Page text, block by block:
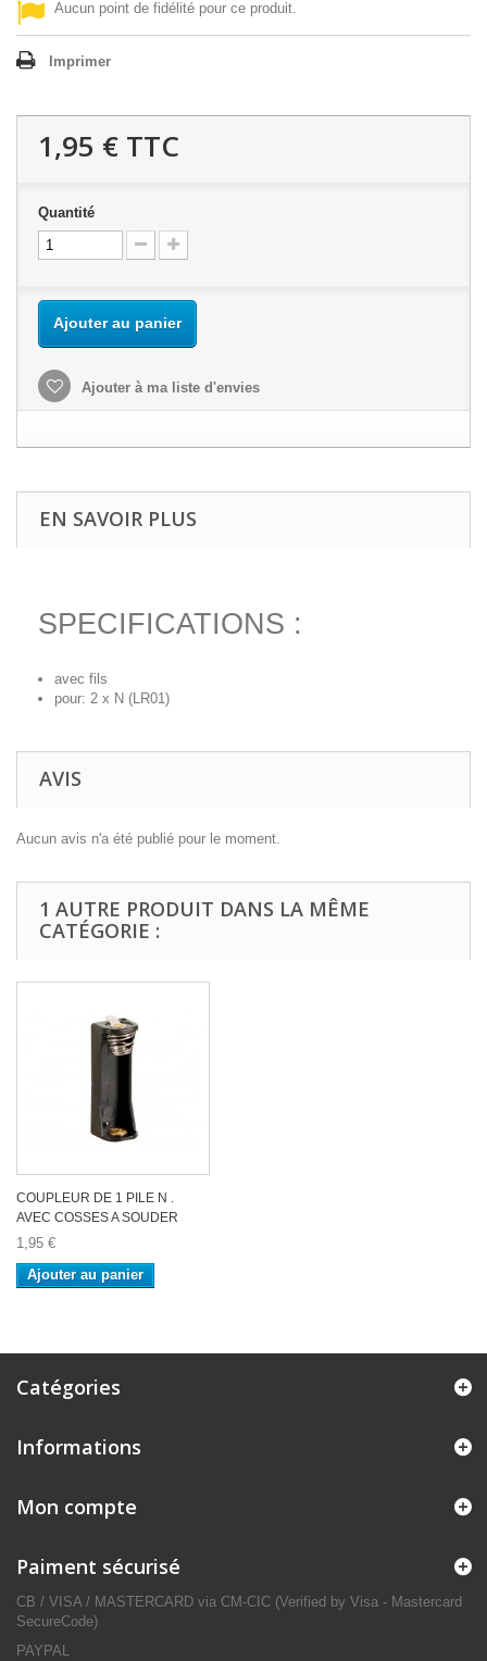
Aucun point de fidélité pour ce produit.
Imprimer
1,95 € TTC
Quantité
Ajouter au panier
Ajouter à ma liste d'envies
EN SAVOIR PLUS
SPECIFICATIONS :
avec fils
pour: 2 x N (LR01)
AVIS
Aucun avis n'a été publié pour le moment.
1 AUTRE PRODUIT DANS LA MÊME
CATÉGORIE :
COUPLEUR DE 1 PILE N .
AVEC COSSES A SOUDER
1,95 €
Ajouter au panier
Catégories
Informations
Mon compte
Paiment sécurisé
CB / VISA / MASTERCARD via CM-CIC (Verified by Visa - Mastercard
SecureCode)
PAYPAL